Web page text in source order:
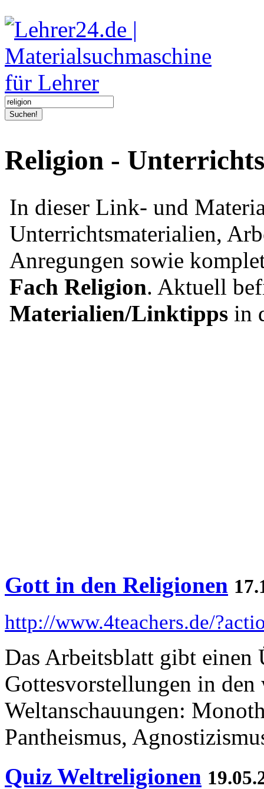
Suchen!
Religion -
In dieser Link- und
Unterrichtsmaterialien,
Anregungen sowie
Fach Religion. Aktuell
Materialien/Linktipps in
Gott in den Religionen
http://www.4teachers.de/
Das Arbeitsblatt gibt einen
Gottesvorstellungen in
Weltanschauungen:
Pantheismus,
Quiz Weltreligionen